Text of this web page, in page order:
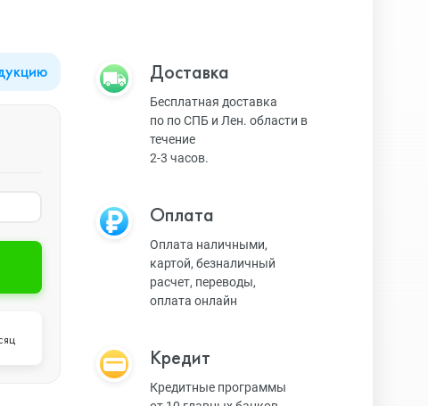
Apple Watch Series 9
Apple Watch Ultra 3
Apple Watch Ultra
Apple Watch SE 2023
Apple Watch SE 2022
Умные часы, браслеты
Доставка
Бесплатная доставка
по по СПБ и Лен. области в
течение
2-3 часов.
Оплата
Оплата наличными,
картой, безналичный
расчет, переводы,
оплата онлайн
Кредит
Кредитные программы